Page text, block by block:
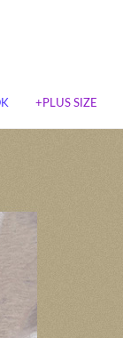
+PLUS SIZE